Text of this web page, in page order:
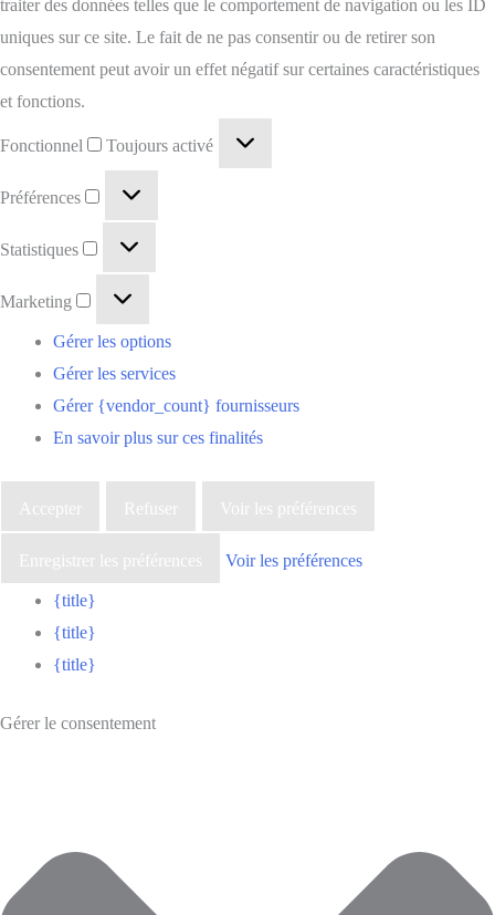
traiter des données telles que le comportement de navigation ou les ID
uniques sur ce site. Le fait de ne pas consentir ou de retirer son
consentement peut avoir un effet négatif sur certaines caractéristiques
et fonctions.
Fonctionnel Toujours activé
Préférences
Statistiques
Marketing
Gérer les options
Gérer les services
Gérer {vendor_count} fournisseurs
En savoir plus sur ces finalités
Accepter Refuser Voir les préférences
Enregistrer les préférences Voir les préférences
{title}
{title}
{title}
Gérer le consentement